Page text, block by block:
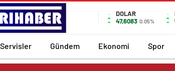
DOLAR
47,6083 0.05%
Servisler Gündem Ekonomi Spor